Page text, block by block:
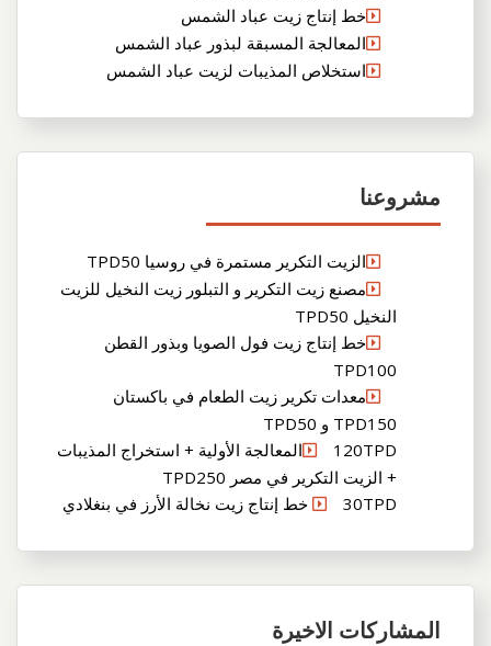
خط إنتاج زيت عباد الشمس
المعالجة المسبقة لبذور عباد الشمس
استخلاص المذيبات لزيت عباد الشمس
مشروعنا
الزيت التكرير مستمرة في روسيا TPD50
مصنع زيت التكرير و التبلور زيت النخيل للزيت
النخيل TPD50
خط إنتاج زيت فول الصويا وبذور القطن
TPD100
معدات تكرير زيت الطعام في باكستان
TPD150 و TPD50
120TPDالمعالجة الأولية + استخراج المذيبات
+ الزيت التكرير في مصر TPD250
30TPD خط إنتاج زيت نخالة الأرز في بنغلادي
المشاركات الاخيرة